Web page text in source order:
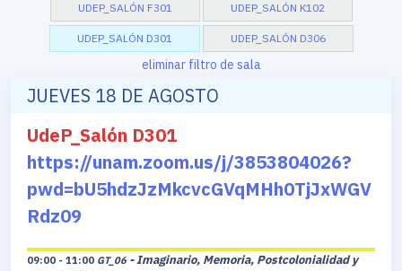
UDEP_SALÓN F301 UDEP_SALÓN K102
UDEP_SALÓN D301 UDEP_SALÓN D306
eliminar filtro de sala
JUEVES 18 DE AGOSTO
UdeP_Salón D301
https://unam.zoom.us/j/3853804026?
pwd=bU5hdzJzMkcvcGVqMHh0TjJxWGV
Rdz09
09:00 - 11:00 GT_06 - Imaginario, Memoria, Postcolonialidad y